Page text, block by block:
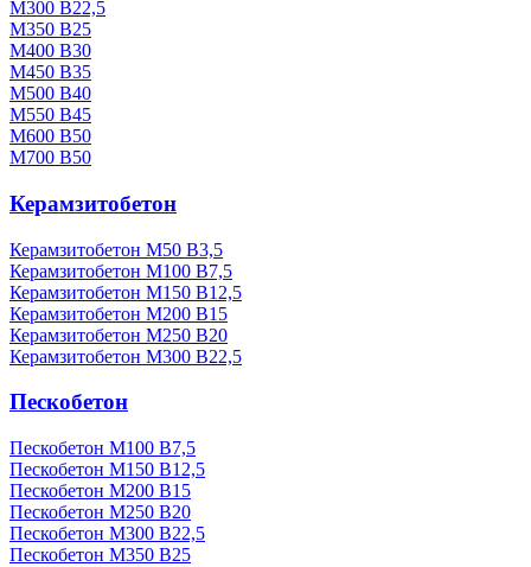
М300 В22,5
М350 В25
М400 В30
М450 В35
М500 В40
М550 В45
М600 В50
М700 В50
Керамзитобетон
Керамзитобетон М50 В3,5
Керамзитобетон М100 В7,5
Керамзитобетон М150 В12,5
Керамзитобетон М200 В15
Керамзитобетон М250 В20
Керамзитобетон М300 В22,5
Пескобетон
Пескобетон М100 В7,5
Пескобетон М150 В12,5
Пескобетон М200 В15
Пескобетон М250 В20
Пескобетон М300 В22,5
Пескобетон М350 В25